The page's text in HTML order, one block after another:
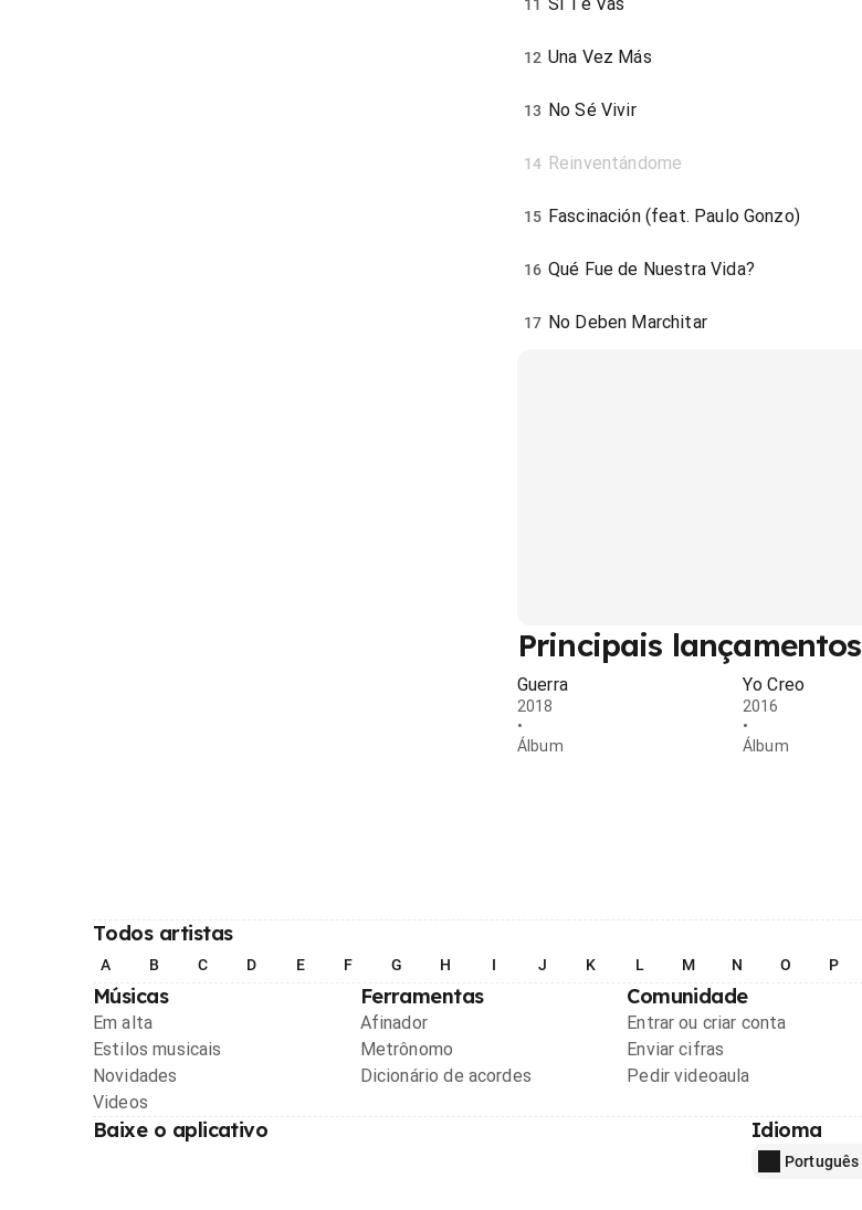
11
12 Una Vez Más
13 No Sé Vivir
14 Reinventándome
15 Fascinación (feat. Paulo Gonzo)
16 Qué Fue de Nuestra Vida?
17 No Deben Marchitar
Principais lançamentos
Guerra
2018
•
Álbum
Yo Creo
2016
•
Álbum
Todos artistas
A B C D E F G H I J K L M N O P
Músicas
Em alta
Estilos musicais
Novidades
Videos
Ferramentas
Afinador
Metrônomo
Dicionário de acordes
Comunidade
Entrar ou criar conta
Enviar cifras
Pedir videoaula
Baixe o aplicativo Idioma
Português